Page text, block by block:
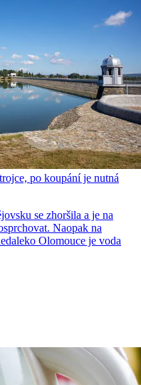
po koupání je nutná
se zhoršila a je na
Naopak na
Olomouce je voda